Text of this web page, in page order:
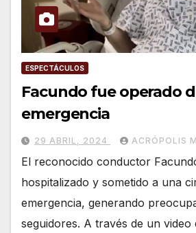
ESPECTÁCULOS
Facundo fue operado
emergencia
29 ABRIL, 2024 ACRÓPOLIS
El reconocido conductor
hospitalizado y sometido a una
emergencia, generando
seguidores. A través de un video